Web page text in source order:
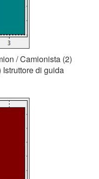
/ Camionista (2)
di guida